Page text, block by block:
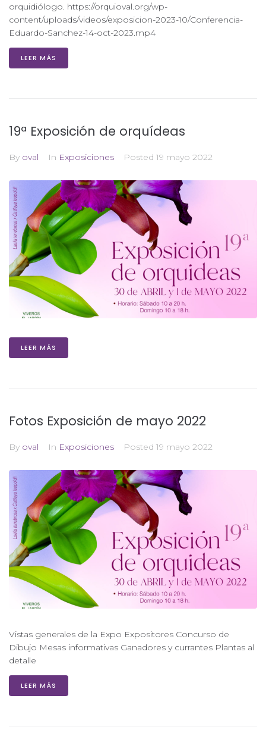
orquidiólogo. https://orquioval.org/wp-
content/uploads/videos/exposicion-2023-10/Conferencia-
Eduardo-Sanchez-14-oct-2023.mp4
LEER MÁS
19ª Exposición de orquídeas
By oval In Exposiciones Posted 19 mayo 2022
LEER MÁS
Fotos Exposición de mayo 2022
By oval In Exposiciones Posted 19 mayo 2022
Vistas generales de la Expo Expositores Concurso de
Dibujo Mesas informativas Ganadores y currantes Plantas al
detalle
LEER MÁS